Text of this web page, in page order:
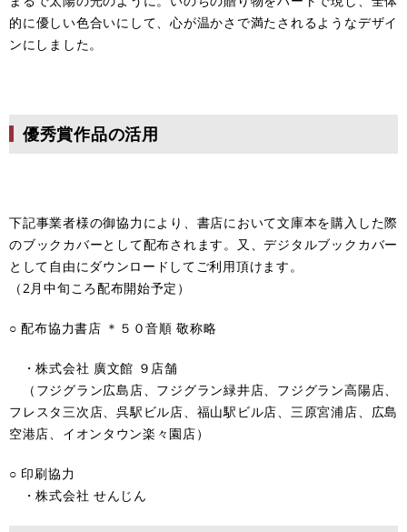
的に優しい色合いにして、心が温かさで満たされるようなデザイ
ンにしました。
優秀賞作品の活用
下記事業者様の御協力により、書店において文庫本を購入した際
のブックカバーとして配布されます。又、デジタルブックカバー
として自由にダウンロードしてご利用頂けます。
（2月中旬ころ配布開始予定）
○ 配布協力書店 ＊５０音順 敬称略
・株式会社 廣文館 ９店舗
（フジグラン広島店、フジグラン緑井店、フジグラン高陽店、
フレスタ三次店、呉駅ビル店、福山駅ビル店、三原宮浦店、広島
空港店、イオンタウン楽々園店）
○ 印刷協力
・株式会社 せんじん